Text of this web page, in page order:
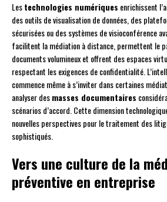
Lestechnologies numériques enrichissent
des outils de visualisation de données, des
sécurisées ou des systèmes de visioconférence
facilitent la médiation à distance, permettent le
documents volumineux et offrent des espaces
respectant les exigences de confidentialité.
commence même à s’inviter dans certaines
analyser desmasses documentaires
scénarios d’accord. Cette dimension
nouvelles perspectives pour le traitement des
sophistiqués.
Vers une culture de la
préventive en entreprise